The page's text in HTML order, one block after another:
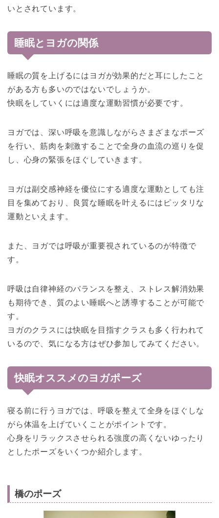
いとされています。
睡眠とヨガの関係
睡眠の質を上げるにはヨガが効果的だと耳にしたこと
がある方も多いのではないでしょうか。
快眠をしていくには適度な運動習慣が必要です。
ヨガでは、深い呼吸を意識しながらさまざまなポーズ
を行い、筋肉を刺激することで全身の血流の巡りを促
し、心身の緊張をほぐしていきます。
ヨガは副交感神経を優位にする適度な運動としても注
目を集めており、良質な睡眠を叶えるにはピッタリな
運動といえます。
また、ヨガでは呼吸が重要視されているのが特徴で
す。
呼吸は自律神経のバランスを整え、ストレス解消効果
も期待でき、質のよい睡眠へと誘導することが可能で
す。
ヨガのクラスには快眠を目指すクラスも多く行われて
いるので、気になる方はぜひ参加してみてください。
快眠オススメのヨガポーズ
寝る前に行うヨガでは、呼吸を整えて全身をほぐしな
がら体温を上げていくことがポイントです。
心身をリラックスさせられる強度の高くないゆったり
としたポーズをいくつか紹介します。
橋のポーズ